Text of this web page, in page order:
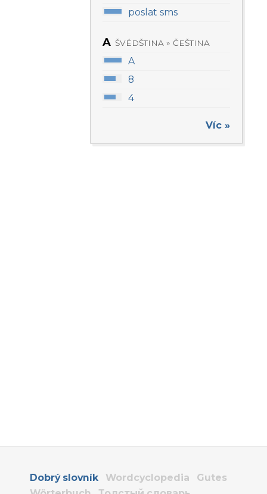
poslat sms
A ŠVÉDŠTINA » ČEŠTINA
A
8
4
Víc »
Dobrý slovník Wordcyclopedia
Gutes